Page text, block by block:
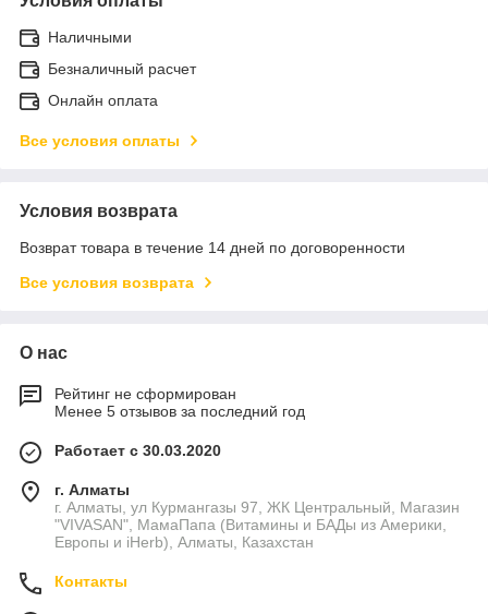
Наличными
Безналичный расчет
Онлайн оплата
Все условия оплаты
Условия возврата
Возврат товара в течение 14 дней по договоренности
Все условия возврата
О нас
Рейтинг не сформирован
Менее 5 отзывов за последний год
Работает с 30.03.2020
г. Алматы
г. Алматы, ул Курмангазы 97, ЖК Центральный, Магазин
"VIVASAN", МамаПапа (Витамины и БАДы из Америки,
Европы и iHerb), Алматы, Казахстан
Контакты